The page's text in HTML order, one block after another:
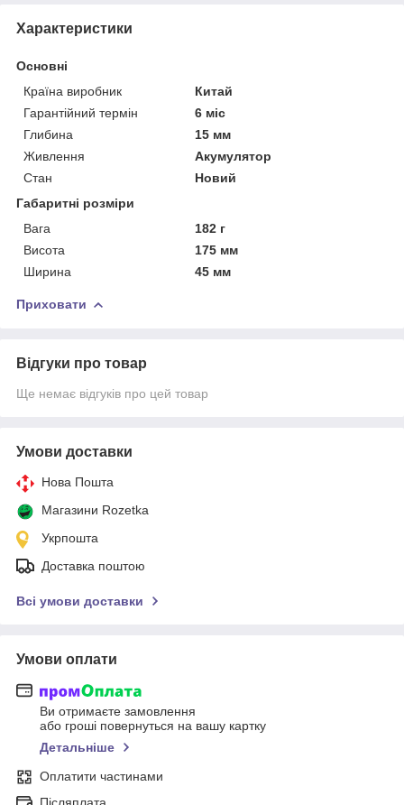
Характеристики
Основні
Країна виробник
Китай
Гарантійний термін
6 міс
Глибина
15 мм
Живлення
Акумулятор
Стан
Новий
Габаритні розміри
Вага
182 г
Висота
175 мм
Ширина
45 мм
Приховати
Відгуки про товар
Ще немає відгуків про цей товар
Умови доставки
Нова Пошта
Магазини Rozetka
Укрпошта
Доставка поштою
Всі умови доставки
Умови оплати
Ви отримаєте замовлення
або гроші повернуться на вашу картку
Детальніше
Оплатити частинами